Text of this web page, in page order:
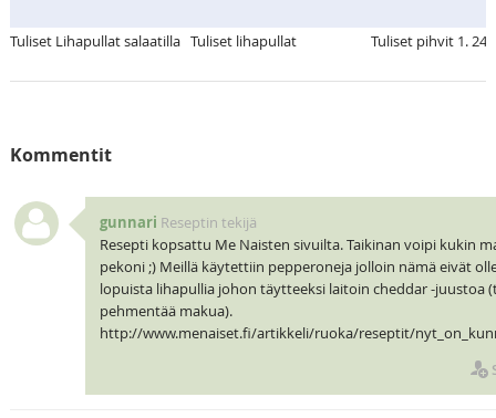
Tuliset Lihapullat salaatilla Tuliset lihapullat Tuliset pihvit 1.
Kommentit
gunnari Reseptin tekijä
Resepti kopsattu Me Naisten sivuilta. Taikinan voipi kukin
pekoni ;) Meillä käytettiin pepperoneja jolloin nämä eivät
lopuista lihapullia johon täytteeksi laitoin cheddar -juustoa
pehmentää makua).
http://www.menaiset.fi/artikkeli/ruoka/reseptit/